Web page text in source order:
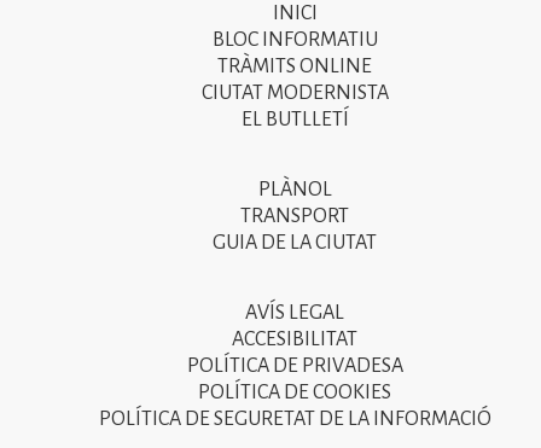
INICI
BLOC INFORMATIU
TRÀMITS ONLINE
CIUTAT MODERNISTA
EL BUTLLETÍ
PLÀNOL
TRANSPORT
GUIA DE LA CIUTAT
AVÍS LEGAL
ACCESIBILITAT
POLÍTICA DE PRIVADESA
POLÍTICA DE COOKIES
POLÍTICA DE SEGURETAT DE LA INFORMACIÓ